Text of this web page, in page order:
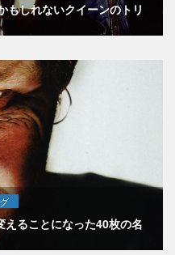
もしれないクイーンのトリ
ることになった40枚の名